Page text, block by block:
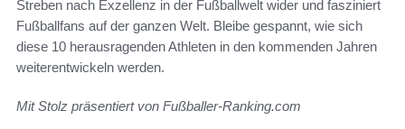
Streben nach Exzellenz in der Fußballwelt wider und fasziniert
Fußballfans auf der ganzen Welt. Bleibe gespannt, wie sich
diese 10 herausragenden Athleten in den kommenden Jahren
weiterentwickeln werden.
Mit Stolz präsentiert von Fußballer-Ranking.com